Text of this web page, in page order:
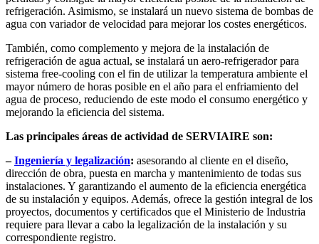
refrigeración. Asimismo, se instalará un nuevo sistema de bombas de
agua con variador de velocidad para mejorar los costes energéticos.
También, como complemento y mejora de la instalación de
refrigeración de agua actual, se instalará un aero-refrigerador para
sistema free-cooling con el fin de utilizar la temperatura ambiente el
mayor número de horas posible en el año para el enfriamiento del
agua de proceso, reduciendo de este modo el consumo energético y
mejorando la eficiencia del sistema.
Las principales áreas de actividad de SERVIAIRE son:
–Ingeniería y legalización: asesorando al cliente en el diseño,
dirección de obra, puesta en marcha y mantenimiento de todas sus
instalaciones. Y garantizando el aumento de la eficiencia energética
de su instalación y equipos. Además, ofrece la gestión integral de los
proyectos, documentos y certificados que el Ministerio de Industria
requiere para llevar a cabo la legalización de la instalación y su
correspondiente registro.